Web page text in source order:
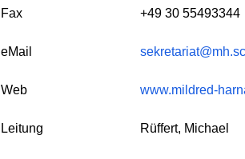
Fax +49 30 55493344
eMail
Web www.mildred-
Leitung Rüffert, Michael